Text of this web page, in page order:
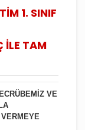
1. SINIF
İLE TAM
VE